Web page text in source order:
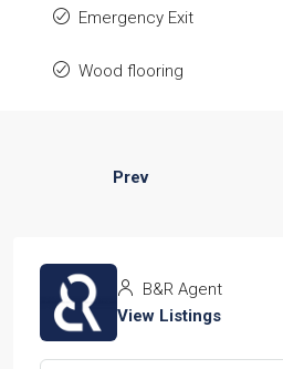
Emergency Exit
Wood flooring
Prev
B&R Agent
View Listings